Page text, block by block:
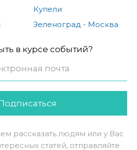
Купели
Зеленоград - Москва
в курсе событий?
рассказать людям или у Вас
статей, отправляйте